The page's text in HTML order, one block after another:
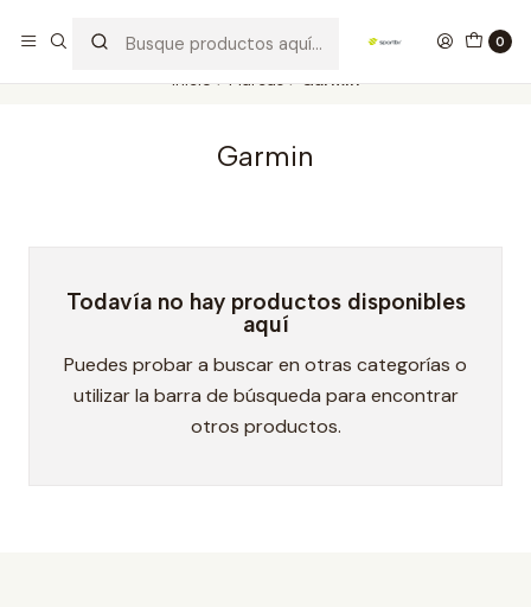
0
Inicio Marcas Garmin
Garmin
Todavía no hay productos disponibles
aquí
Puedes probar a buscar en otras categorías o
utilizar la barra de búsqueda para encontrar
otros productos.